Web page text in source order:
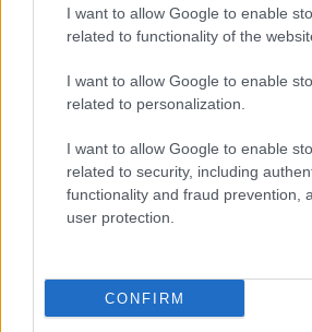
I want to allow Google to enable
related to functionality of the
I want to allow Google to enable
related to personalization.
I want to allow Google to enable
related to security, including
functionality and fraud prevention,
user protection.
CONFIRM
Ő itt Polgár Judit ritkán látott
lesz az augusztus, végre